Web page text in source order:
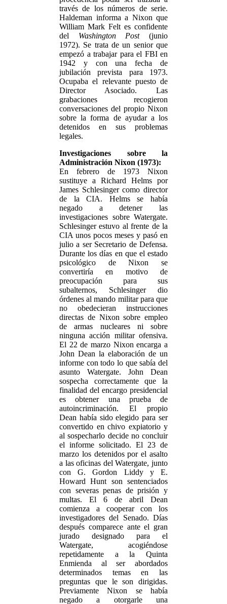
través de los números de serie.
Haldeman informa a Nixon que
William Mark Felt es confidente
del Washington Post(junio
1972). Se trata de un senior que
empezó a trabajar para el FBI en
1942 y con una fecha de
jubilación prevista para 1973.
Ocupaba el relevante puesto de
Director Asociado. Las
grabaciones recogieron
conversaciones del propio Nixon
sobre la forma de ayudar a los
detenidos en sus problemas
legales.
Investigaciones sobre la
Administración Nixon (1973):
En febrero de 1973 Nixon
sustituye a Richard Helms por
James Schlesinger como director
de la CIA. Helms se había
negado a detener las
investigaciones sobre Watergate.
Schlesinger estuvo al frente de la
CIA unos pocos meses y pasó en
julio a ser Secretario de Defensa.
Durante los días en que el estado
psicológico de Nixon se
convertiría en motivo de
preocupación para sus
subalternos, Schlesinger dio
órdenes al mando militar para que
no obedecieran instrucciones
directas de Nixon sobre empleo
de armas nucleares ni sobre
ninguna acción militar ofensiva.
El 22 de marzo Nixon encarga a
John Dean la elaboración de un
informe con todo lo que sabía del
asunto Watergate. John Dean
sospecha correctamente que la
finalidad del encargo presidencial
es obtener una prueba de
autoincriminación. El propio
Dean había sido elegido para ser
convertido en chivo expiatorio y
al sospecharlo decide no concluir
el informe solicitado. El 23 de
marzo los detenidos por el asalto
a las oficinas del Watergate, junto
con G. Gordon Liddy y E.
Howard Hunt son sentenciados
con severas penas de prisión y
multas. El 6 de abril Dean
comienza a cooperar con los
investigadores del Senado. Días
después comparece ante el gran
jurado designado para el
Watergate, acogiéndose
repetidamente a la Quinta
Enmienda al ser abordados
determinados temas en las
preguntas que le son dirigidas.
Previamente Nixon se había
negado a otorgarle una